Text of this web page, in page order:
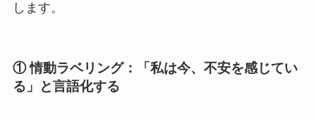
します。
① 情動ラベリング：「私は今、不安を感じてい
る」と言語化する